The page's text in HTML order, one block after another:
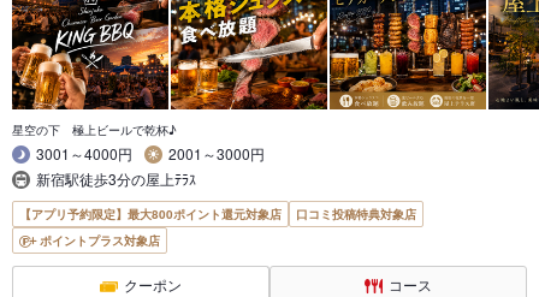
星空の下 極上ビールで乾杯♪
3001～4000円
2001～3000円
新宿駅徒歩3分の屋上ﾃﾗｽ
【アプリ予約限定】最大800ポイント還元対象店
口コミ投稿特典対象店
ポイントプラス対象店
クーポン コース